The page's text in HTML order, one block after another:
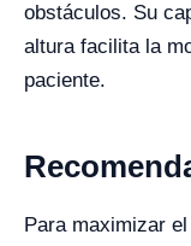
obstáculos. Su
altura facilita la
paciente.
Para maximizar